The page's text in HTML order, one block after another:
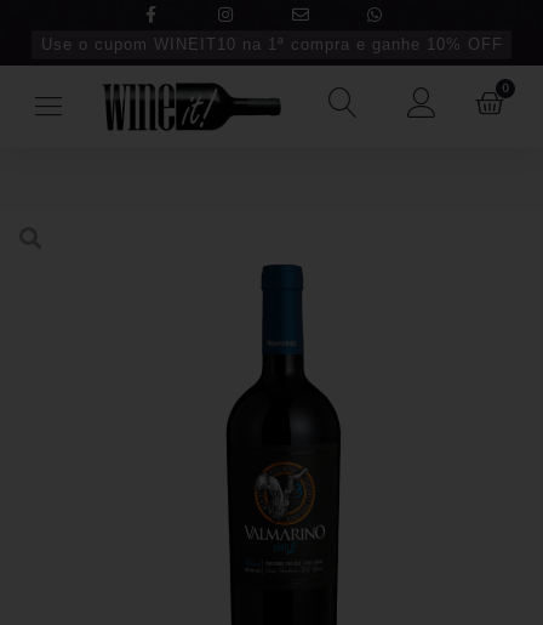
Use o cupom WINEIT10 na 1ª compra e ganhe 10% OFF
0